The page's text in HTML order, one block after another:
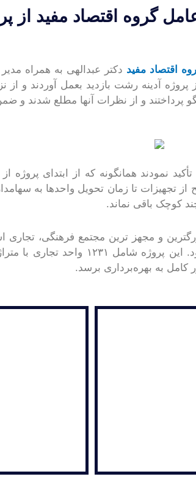
گروه اقتصاد مفید
اقتصاد مفید دکتر عبدالهی به همراه
دی ماه از پروژه آدینه رشت بازدید بعمل
پرداختند و از نظرات آنها مطلع شدند
تأکید نمودند همانگونه که از ابتدای
تجهیزات تا زمان تحویل واحد‌ها به
کوچک باقی نماند.
و مجهز ترین مجتمع فرهنگی، تجاری استان گیلان است که در